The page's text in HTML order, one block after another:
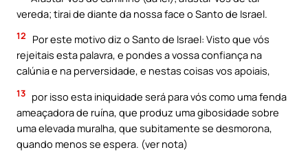
vereda; tirai de diante da nossa face o Santo de Israel.
12
Por este motivo diz o Santo de Israel: Visto que vós
rejeitais esta palavra, e pondes a vossa confiança na
calúnia e na perversidade, e nestas coisas vos apoiais,
13 por isso esta iniquidade será para vós como uma fenda
ameaçadora de ruína, que produz uma gibosidade sobre
uma elevada muralha, que subitamente se desmorona,
quando menos se espera. (ver nota)